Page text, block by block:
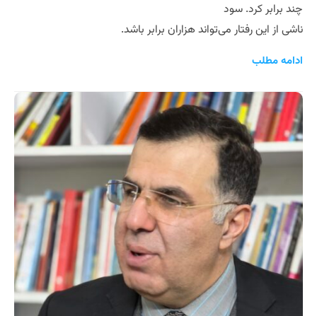
چند برابر کرد. سود
ناشی از این رفتار می‌تواند هزاران برابر باشد.
ادامه مطلب